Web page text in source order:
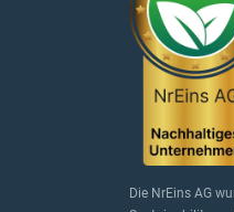
Die NrEins AG